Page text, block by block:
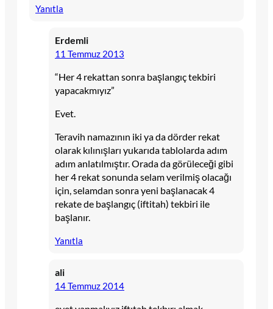
Yanıtla
Erdemli
11 Temmuz 2013
“Her 4 rekattan sonra başlangıç tekbiri
yapacakmıyız”
Evet.
Teravih namazının iki ya da dörder rekat
olarak kılınışları yukarıda tablolarda adım
adım anlatılmıştır. Orada da görüleceği gibi
her 4 rekat sonunda selam verilmiş olacağı
için, selamdan sonra yeni başlanacak 4
rekate de başlangıç (iftitah) tekbiri ile
başlanır.
Yanıtla
ali
14 Temmuz 2014